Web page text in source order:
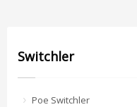
Switchler
Poe Switchler